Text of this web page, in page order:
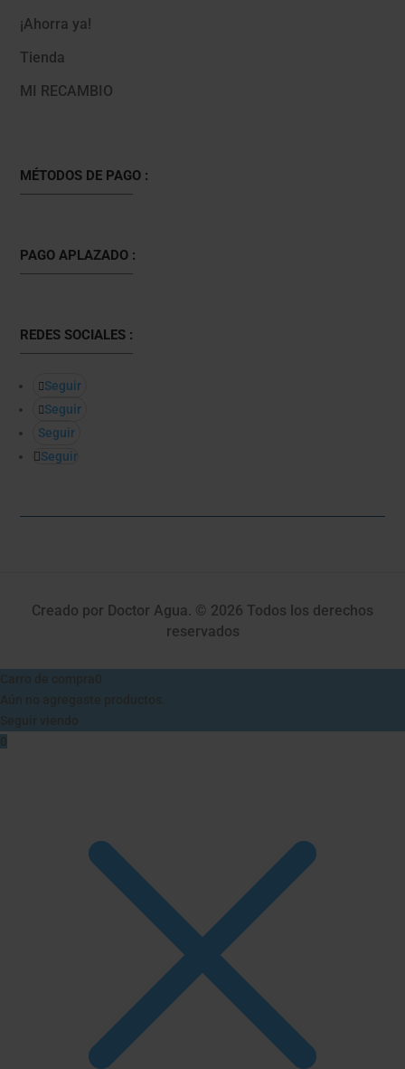
¡Ahorra ya!
Tienda
MI RECAMBIO
MÉTODOS DE PAGO :
PAGO APLAZADO :
REDES SOCIALES :
Seguir
Seguir
Seguir
Seguir
Creado por Doctor Agua. © 2026 Todos los derechos
reservados